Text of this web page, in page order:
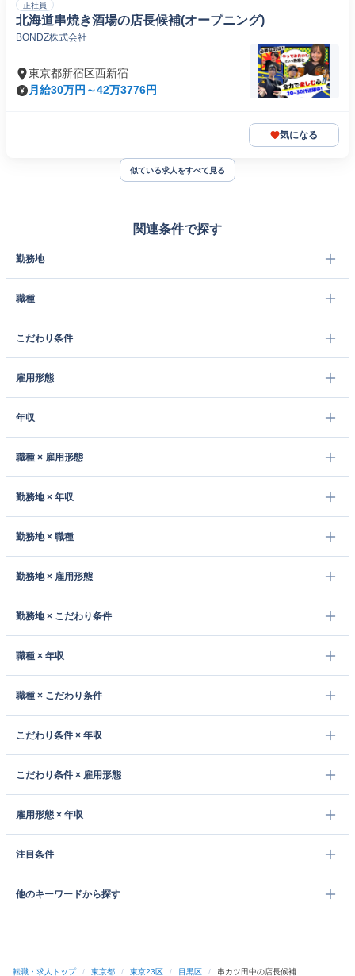
正社員
北海道串焼き酒場の店長候補(オープニング)
BONDZ株式会社
東京都新宿区西新宿
月給30万円～42万3776円
気になる
似ている求人をすべて見る
関連条件で探す
勤務地
職種
こだわり条件
雇用形態
年収
職種 × 雇用形態
勤務地 × 年収
勤務地 × 職種
勤務地 × 雇用形態
勤務地 × こだわり条件
職種 × 年収
職種 × こだわり条件
こだわり条件 × 年収
こだわり条件 × 雇用形態
雇用形態 × 年収
注目条件
他のキーワードから探す
転職・求人トップ / 東京都 / 東京23区 / 目黒区 / 串カツ田中の店長候補